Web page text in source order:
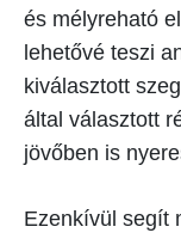
és mélyreható
lehetővé teszi
kiválasztott
által választott
jövőben is
Ezenkívül segít